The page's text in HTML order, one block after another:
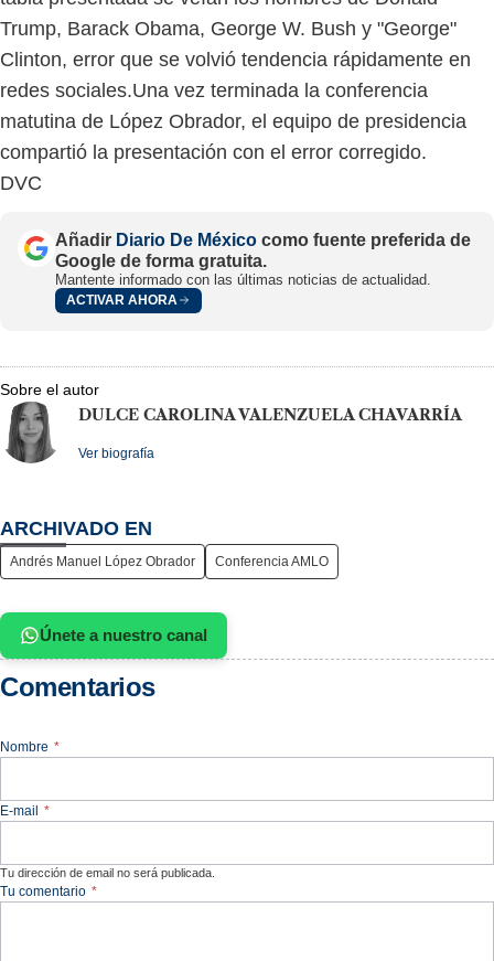
Trump, Barack Obama, George W. Bush y "George"
Clinton, error que se volvió tendencia rápidamente en
redes sociales.Una vez terminada la conferencia
matutina de López Obrador, el equipo de presidencia
compartió la presentación con el error corregido.
DVC
Añadir Diario De México como fuente preferida de
Google de forma gratuita.
Mantente informado con las últimas noticias de actualidad.
ACTIVAR AHORA
Sobre el autor
DULCE CAROLINA VALENZUELA CHAVARRÍA
Ver biografía
ARCHIVADO EN
Andrés Manuel López Obrador Conferencia AMLO
Únete a nuestro canal
Comentarios
Nombre *
E-mail *
Tu dirección de email no será publicada.
Tu comentario *